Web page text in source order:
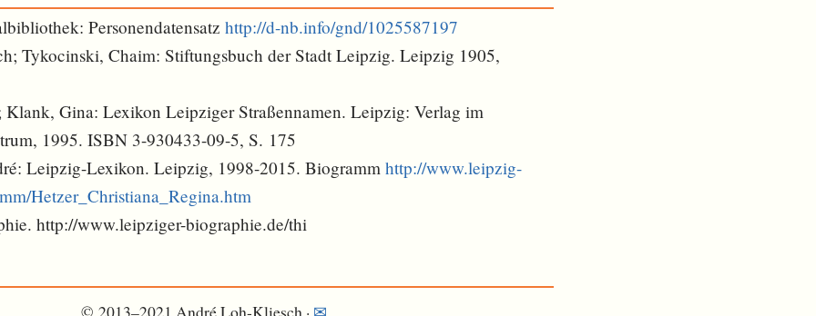
Personendatensatzhttp://d-nb.info/gnd/1025587197
Tykocinski, Chaim: Stiftungsbuch der Stadt Leipzig. Leipzig 1905,
Klank, Gina: Lexikon Leipziger Straßennamen. Leipzig: Verlag im
1995. ISBN 3-930433-09-5, S. 175
Leipzig-Lexikon. Leipzig, 1998-2015. Biogrammhttp://www.leipzig-
Hetzer_Christiana_Regina.htm
http://www.leipziger-biographie.de/thi
© 2013–2021 André Loh-Kliesch · ✉︎